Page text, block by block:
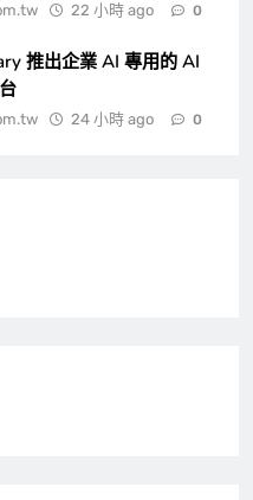
22 小時 ago 0
推出企業 AI 專用的 AI
24 小時 ago 0